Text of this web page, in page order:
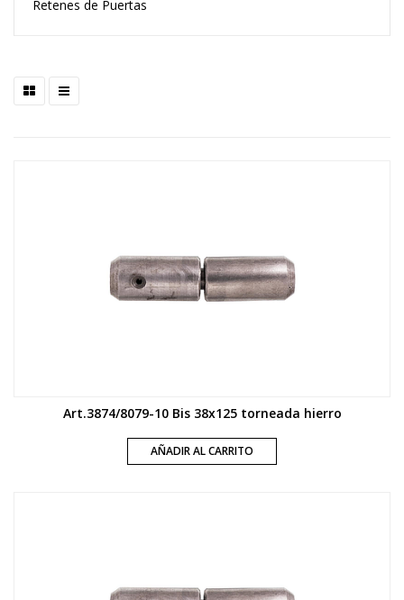
Retenes de Puertas
Art.3874/8079-10 Bis 38x125 torneada hierro
AÑADIR AL CARRITO